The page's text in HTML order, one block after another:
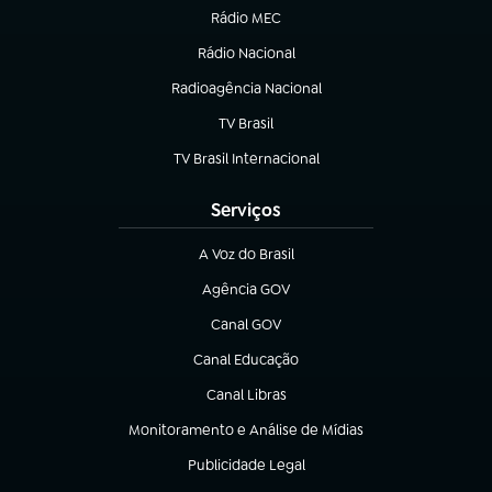
Rádio MEC
Rádio Nacional
(abre em nova aba)
Radioagência Nacional
(abre em nova aba)
TV Brasil
(abre em nova aba)
TV Brasil Internacional
(abre em nova aba)
Serviços
A Voz do Brasil
(abre em nova aba)
Agência GOV
(abre em nova aba)
Canal GOV
(abre em nova aba)
Canal Educação
(abre em nova aba)
Canal Libras
(abre em nova aba)
Monitoramento e Análise de Mídias
(abre em nova aba)
Publicidade Legal
(abre em nova aba)